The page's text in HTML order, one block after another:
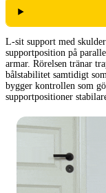
L-sit support med
supportposition på
armar. Rörelsen tränar
bålstabilitet samtidigt
bygger kontrollen som
supportpositioner